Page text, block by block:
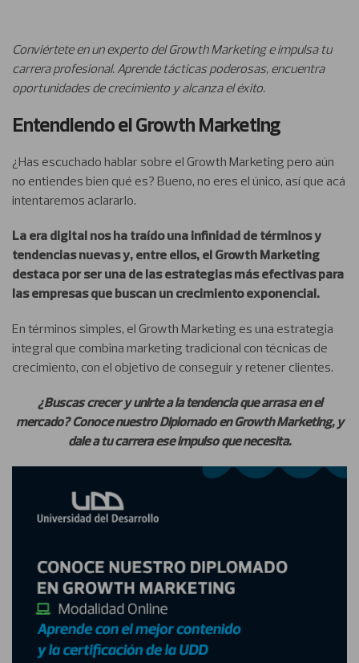
Conviértete en un experto del Growth Marketing e impulsa tu
carrera profesional. Aprende tácticas poderosas, encuentra
oportunidades de crecimiento y alcanza el éxito.
Entendiendo el Growth Marketing
¿Has escuchado hablar sobre el Growth Marketing pero aún
no entiendes bien qué es? Bueno, no eres el único, así que acá
intentaremos aclararlo.
La era digital nos ha traído una infinidad de términos y
tendencias nuevas y, entre ellos, el Growth Marketing
destaca por ser una de las estrategias más efectivas para
las empresas que buscan un crecimiento exponencial.
En términos simples, el Growth Marketing es una estrategia
integral que combina marketing tradicional con técnicas de
crecimiento, con el objetivo de conseguir y retener clientes.
¿Buscas crecer y unirte a la tendencia que arrasa en el
mercado? Conoce nuestro Diplomado en Growth Marketing, y
dale a tu carrera ese impulso que necesita.